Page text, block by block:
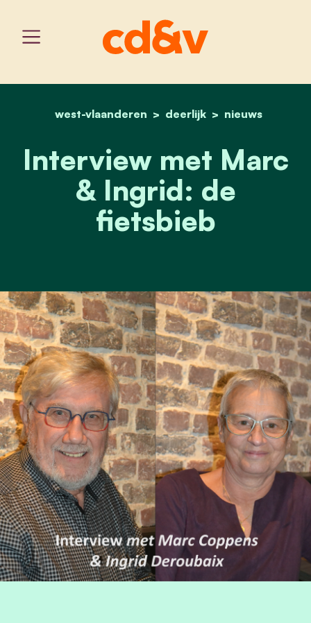
home
west-vlaanderen deerlijk nieuws
interview met marc &
Interview met Marc
& Ingrid: de
fietsbieb